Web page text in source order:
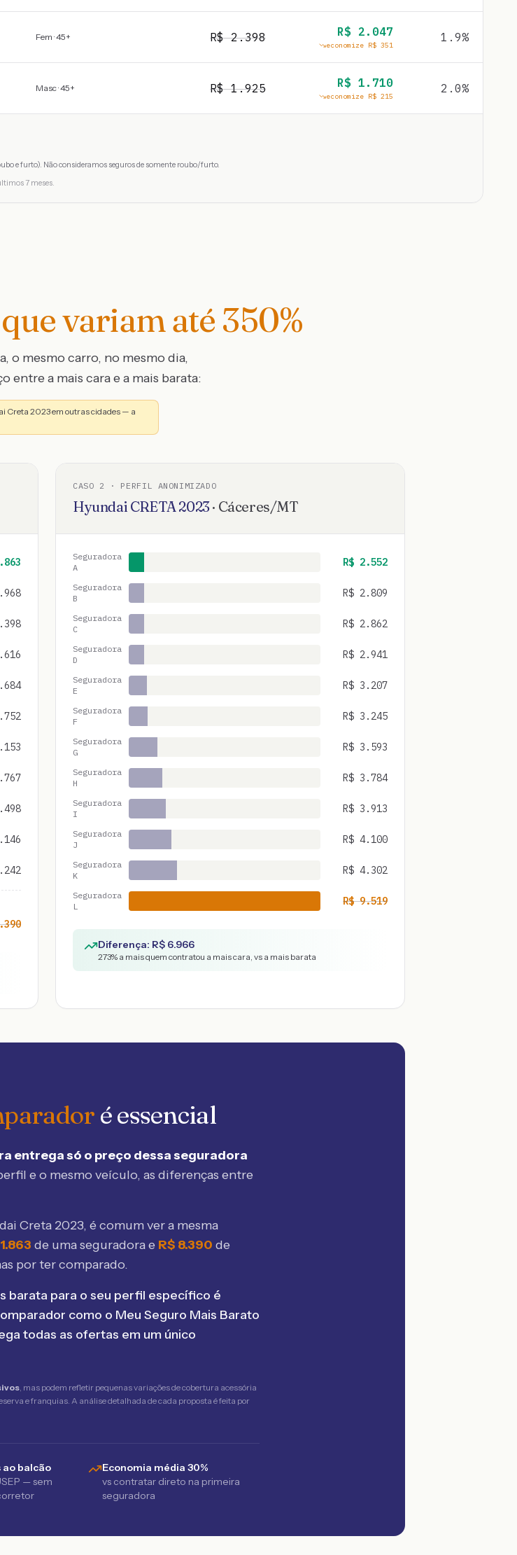
Fem · 45+ R$2.398 R$ 2.047
economize R$ 351
1.9%
Masc · 45+ R$1.925 R$ 1.710
economize R$ 215
2.0%
e furto). Não consideramos seguros de somente roubo/furto.
7 meses.
variam até 350%
o mesmo carro, no mesmo dia,
entre a mais cara e a mais barata:
Creta 2023 em outras cidades — a
CASO 2 · PERFIL ANONIMIZADO
Hyundai CRETA2023· Cáceres/MT
Seguradora
A
R$ 2.552
Seguradora
B
R$ 2.809
Seguradora
C
R$ 2.862
Seguradora
D
R$ 2.941
Seguradora
E
R$ 3.207
Seguradora
F
R$ 3.245
Seguradora
G
R$ 3.593
Seguradora
H
R$ 3.784
Seguradora
I
R$ 3.913
Seguradora
J
R$ 4.100
Seguradora
K
R$ 4.302
Seguradora
L
R$9.519
Diferença: R$ 6.966
273% a mais quem contratou a mais cara, vs a mais barata
é essencial
entrega só o preço dessa seguradora
e o mesmo veículo, as diferenças entre
Creta 2023, é comum ver a mesma
1.863 de uma seguradora e R$ 8.390 de
por ter comparado.
barata para o seu perfil específico é
como o Meu Seguro Mais Barato
todas as ofertas em um único
, mas podem refletir pequenas variações de cobertura acessória
e franquias. A análise detalhada de cada proposta é feita por
ao balcão
— sem
Economia média 30%
vs contratar direto na primeira
seguradora